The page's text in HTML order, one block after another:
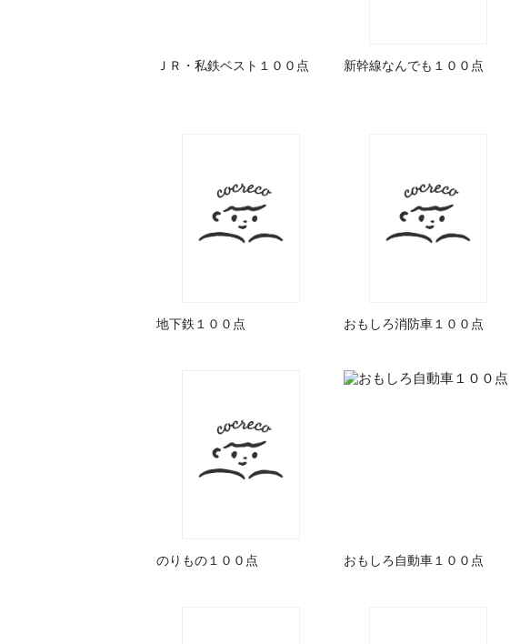
ＪＲ・私鉄ベスト１００点 新幹線なんでも１００点
地下鉄１００点 おもしろ消防車１００点
のりもの１００点 おもしろ自動車１００点